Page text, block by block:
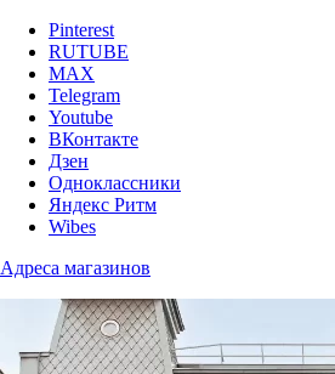
Pinterest
RUTUBE
MAX
Telegram
Youtube
ВКонтакте
Дзен
Одноклассники
Яндекс Ритм
Wibes
Адреса магазинов